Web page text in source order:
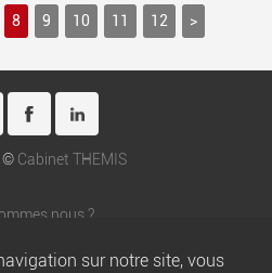
8 9 10 11 12 >
© Cabinet THEMIS
nous ?
partenairessur notre site, vous